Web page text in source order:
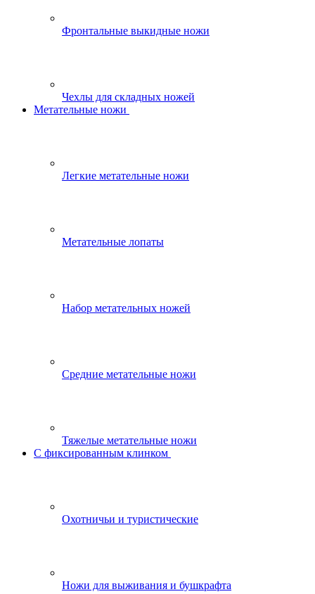
Фронтальные выкидные ножи
Чехлы для складных ножей
Метательные ножи
Легкие метательные ножи
Метательные лопаты
Набор метательных ножей
Средние метательные ножи
Тяжелые метательные ножи
С фиксированным клинком
Охотничьи и туристические
Ножи для выживания и бушкрафта